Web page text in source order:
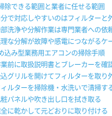
除できる範囲と業者に任せる範囲
分で対応しやすいのはフィルターと
洗浄や分解作業は専門業者への依
な分解が故障や感電につながるケ
込み型業務用エアコンの掃除手順
前に取扱説明書とブレーカーを確
グリルを開けてフィルターを取り
ルターを掃除機・水洗いで清掃す
パネルや吹き出し口を拭き取る
に乾かして元どおりに取り付ける